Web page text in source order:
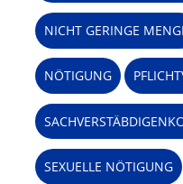
NICHT GERINGE
NÖTIGUNG
SEXUELLE NÖTIGUNG